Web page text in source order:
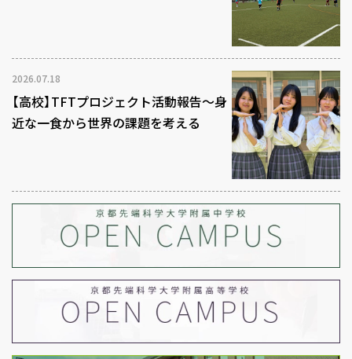
2026.07.18
【高校】TFTプロジェクト活動報告～身
近な一食から世界の課題を考える